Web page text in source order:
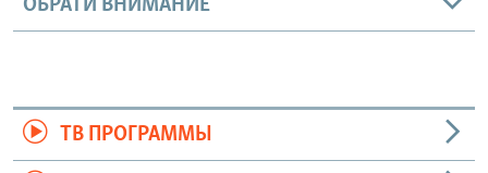
ОБРАТИ ВНИМАНИЕ
ТВ ПРОГРАММЫ